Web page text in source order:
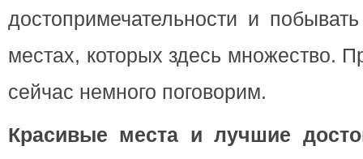
достопримечательности и
местах, которых здесь множество.
сейчас немного поговорим.
Красивые места и лучшие